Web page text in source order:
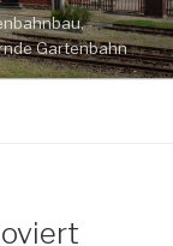
Gartenbahn